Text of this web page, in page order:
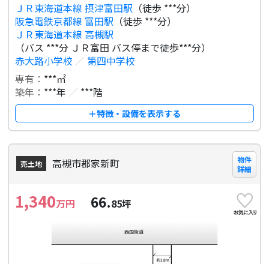
ＪＲ東海道本線 摂津富田駅 （徒歩 ***分）
阪急電鉄京都線 富田駅 （徒歩 ***分）
ＪＲ東海道本線 高槻駅
（バス ***分 ＪＲ富田 バス停まで徒歩***分）
赤大路小学校 ／ 第四中学校
専有： ***㎡
築年： ***年 ／ ***階
＋特徴・設備を表示する
売土地 高槻市郡家新町
物件
詳細
1,340万円 66.85坪